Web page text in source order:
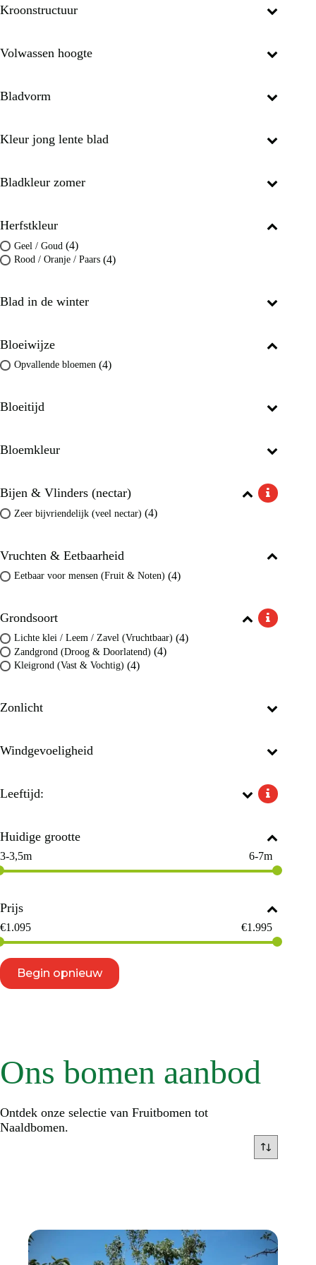
Ons bomen aanbod
Ontdek onze selectie van Fruitbomen tot
Naaldbomen.
Kroonstructuur
Volwassen hoogte
Bladvorm
Kleur jong lente blad
Bladkleur zomer
Herfstkleur
Geel / Goud (4)
Rood / Oranje / Paars (4)
Blad in de winter
Bloeiwijze
Opvallende bloemen (4)
Bloeitijd
Bloemkleur
Bijen & Vlinders (nectar)
Zeer bijvriendelijk (veel nectar) (4)
Vruchten & Eetbaarheid
Eetbaar voor mensen (Fruit & Noten) (4)
Grondsoort
Lichte klei / Leem / Zavel (Vruchtbaar) (4)
Zandgrond (Droog & Doorlatend) (4)
Kleigrond (Vast & Vochtig) (4)
Zonlicht
Windgevoeligheid
Leeftijd:
Huidige grootte
3-3,5m 6-7m
Prijs
€1.095 €1.995
Begin opnieuw